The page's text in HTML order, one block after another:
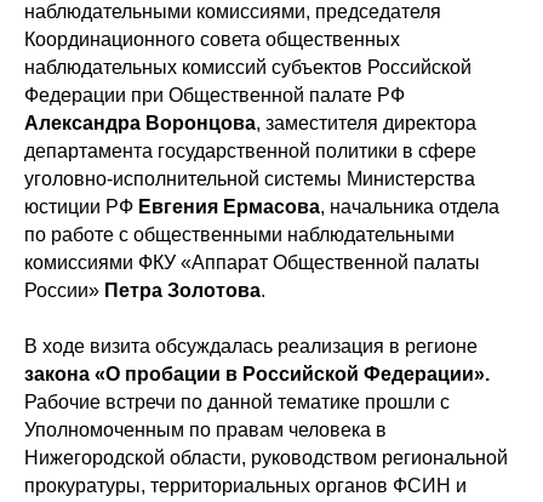
наблюдательными комиссиями, председателя
Координационного совета общественных
наблюдательных комиссий субъектов Российской
Федерации при Общественной палате РФ
Александра Воронцова, заместителя директора
департамента государственной политики в сфере
уголовно-исполнительной системы Министерства
юстиции РФ Евгения Ермасова, начальника отдела
по работе с общественными наблюдательными
комиссиями ФКУ «Аппарат Общественной палаты
России» Петра Золотова.
В ходе визита обсуждалась реализация в регионе
закона «О пробации в Российской Федерации».
Рабочие встречи по данной тематике прошли с
Уполномоченным по правам человека в
Нижегородской области, руководством региональной
прокуратуры, территориальных органов ФСИН и